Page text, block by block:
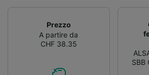
Prezzo
A partire da
CHF 38.35
SBB